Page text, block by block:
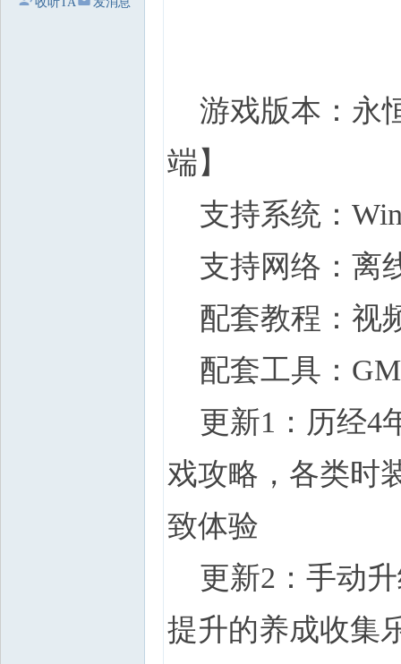
游戏版本：永
端】
支持系统：
支持网络：离
配套教程：视
配套工具：
更新1：历经4
戏攻略，各类时
致体验
更新2：手动升
提升的养成收集